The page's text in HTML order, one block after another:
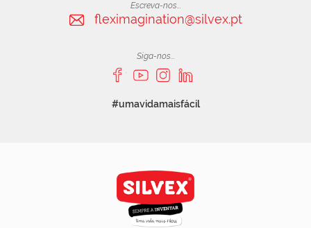
Escreva-nos...
fleximagination@silvex.pt
Siga-nos...
#umavidamaisfácil